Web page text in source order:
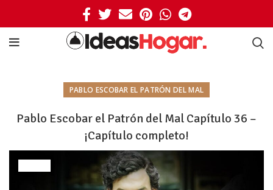
PABLO ESCOBAR EL PATRÓN DEL MAL
Pablo Escobar el Patrón del Mal Capítulo 36 –
¡Capítulo completo!